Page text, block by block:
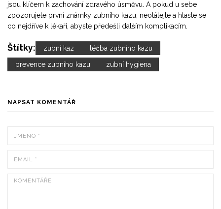
jsou klíčem k zachování zdravého úsměvu. A pokud u sebe
zpozorujete první známky zubního kazu, neotálejte a hlaste se
co nejdříve k lékaři, abyste předešli dalším komplikacím.
Štítky: zubní kaz léčba zubního kazu
prevence zubního kazu zubní hygiena
NAPSAT KOMENTÁŘ